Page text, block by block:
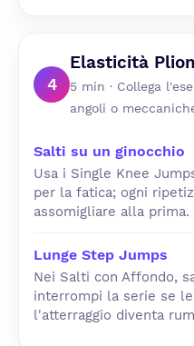
4
Elasticità
5 min · Collega
angoli o
Salti su un ginocchio
Usa i Single Knee
per la fatica; ogni
assomigliare alla prima.
Lunge Step Jumps
Nei Salti con Affondo,
interrompi la serie se
l'atterraggio diventa